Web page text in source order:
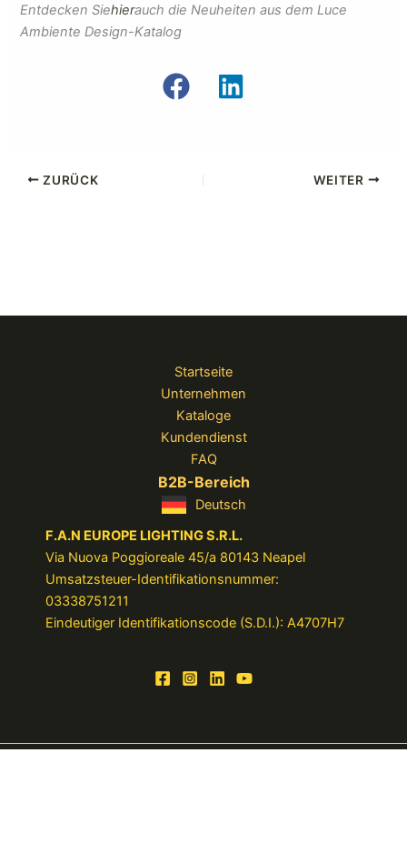
Entdecken Siehierauch die Neuheiten aus dem Luce
Ambiente Design-Katalog
ZURÜCK WEITER
Startseite
Unternehmen
Kataloge
Kundendienst
FAQ
B2B-Bereich
Deutsch
F.A.N EUROPE LIGHTING S.R.L.
Via Nuova Poggioreale 45/a 80143 Neapel
Umsatzsteuer-Identifikationsnummer:
03338751211
Eindeutiger Identifikationscode (S.D.I.): A4707H7